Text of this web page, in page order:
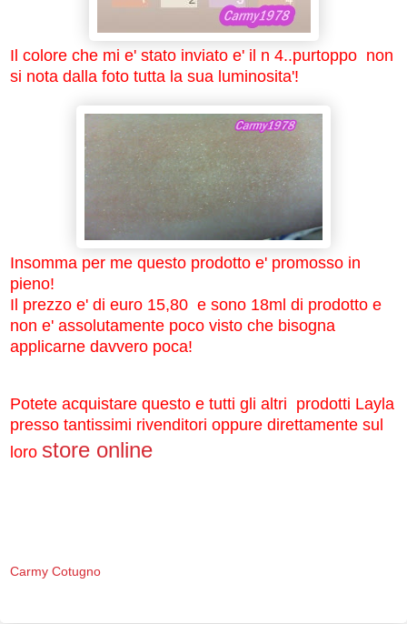
Il colore che mi e' stato inviato e' il n 4..purtoppo non
si nota dalla foto tutta la sua luminosita'!
Insomma per me questo prodotto e' promosso in
pieno!
Il prezzo e' di euro 15,80 e sono 18ml di prodotto e
non e' assolutamente poco visto che bisogna
applicarne davvero poca!
Potete acquistare questo e tutti gli altri prodotti Layla
presso tantissimi rivenditori oppure direttamente sul
loro store online
Carmy Cotugno